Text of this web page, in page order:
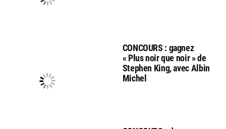
CONCOURS : gagnez
« Plus noir que noir » de
Stephen King, avec Albin
Michel